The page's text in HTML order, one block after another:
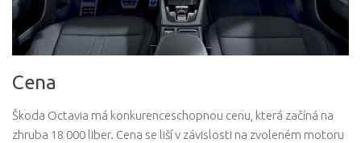
Cena
Škoda Octavia má konkurenceschopnou cenu, která začíná na
zhruba 18 000 liber. Cena se liší v závislosti na zvoleném motoru